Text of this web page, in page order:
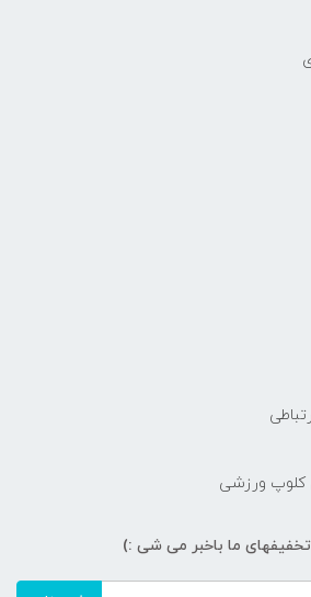
کلوپ ورزشی
تخفیفهای ما باخبر می شی :)